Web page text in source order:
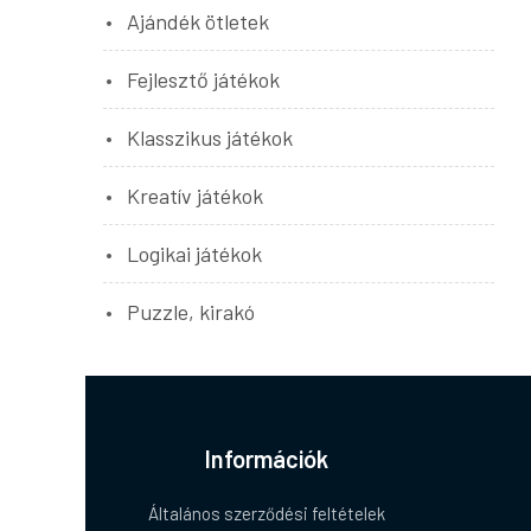
Ajándék ötletek
Fejlesztő játékok
Klasszikus játékok
Kreatív játékok
Logikai játékok
Puzzle, kirakó
Információk
Általános szerződési feltételek